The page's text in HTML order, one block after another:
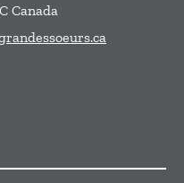
Canada